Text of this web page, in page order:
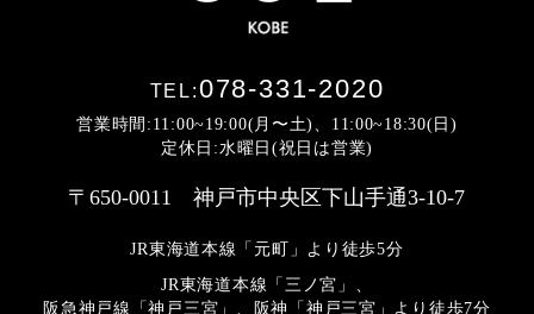
TEL:078-331-2020
営業時間:11:00~19:00(月〜土)、11:00~18:30(日)
定休日:水曜日(祝日は営業)
〒650-0011 神戸市中央区下山手通3-10-7
JR東海道本線「元町」より徒歩5分
JR東海道本線「三ノ宮」、
阪急神戸線「神戸三宮」、阪神「神戸三宮」より 徒歩7分